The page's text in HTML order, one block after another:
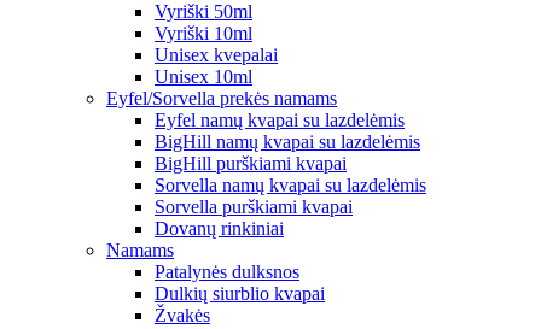
Vyriški 50ml
Vyriški 10ml
Unisex kvepalai
Unisex 10ml
Eyfel/Sorvella prekės namams
Eyfel namų kvapai su lazdelėmis
BigHill namų kvapai su lazdelėmis
BigHill purškiami kvapai
Sorvella namų kvapai su lazdelėmis
Sorvella purškiami kvapai
Dovanų rinkiniai
Namams
Patalynės dulksnos
Dulkių siurblio kvapai
Žvakės